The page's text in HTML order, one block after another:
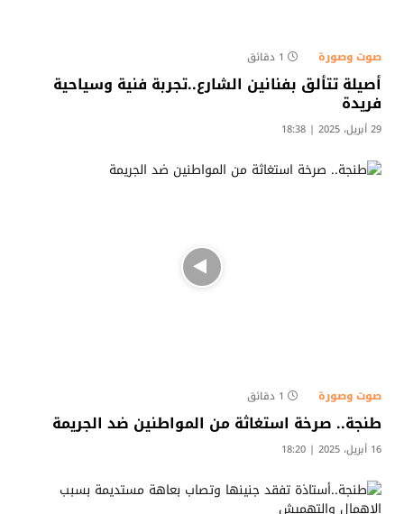
صوت وصورة 1 دقائق
أصيلة تتألق بفنانين الشارع..تجربة فنية وسياحية
فريدة
29 أبريل، 2025 | 18:38
صوت وصورة 1 دقائق
طنجة.. صرخة استغاثة من المواطنين ضد الجريمة
16 أبريل، 2025 | 18:20